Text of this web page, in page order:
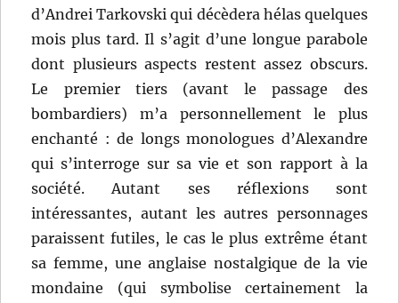
d’Andrei Tarkovski qui décèdera hélas quelques
mois plus tard. Il s’agit d’une longue parabole
dont plusieurs aspects restent assez obscurs.
Le premier tiers (avant le passage des
bombardiers) m’a personnellement le plus
enchanté : de longs monologues d’Alexandre
qui s’interroge sur sa vie et son rapport à la
société. Autant ses réflexions sont
intéressantes, autant les autres personnages
paraissent futiles, le cas le plus extrême étant
sa femme, une anglaise nostalgique de la vie
mondaine (qui symbolise certainement la